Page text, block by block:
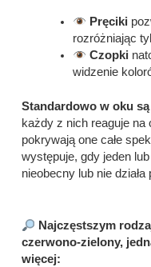
Pręciki
rozróżniając
Czopki
widzenie
Standardowo w oku
każdy z nich reaguje
pokrywają one całe
występuje, gdy jeden
nieobecny lub nie działa
Najczęstszym
czerwono-zielony,
więcej: